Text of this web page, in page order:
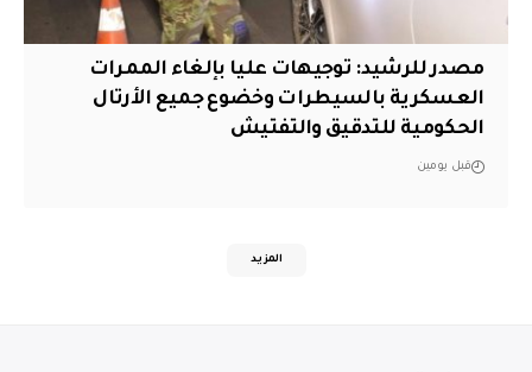
مصدر للرشيد: توجيهات عليا بإلغاء الممرات
العسكرية بالسيطرات وخضوع جميع الأرتال
الحكومية للتدقيق والتفتيش
قبل يومين
المزيد